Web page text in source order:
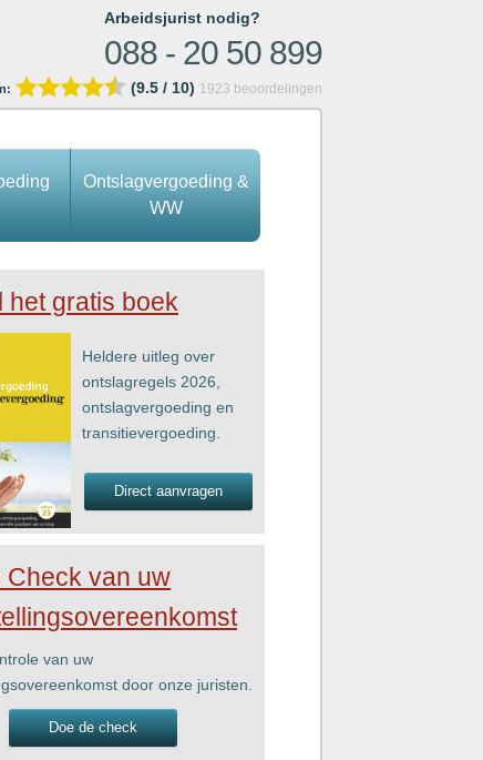
Arbeidsjurist nodig?
088 - 20 50 899
(9.5 / 10) 1923 beoordelingen
Ontslagvergoeding &
WW
het gratis boek
Heldere uitleg over
ontslagregels 2026,
ontslagvergoeding en
transitievergoeding.
Direct aanvragen
Check van uw
van uw
door onze juristen.
Doe de check